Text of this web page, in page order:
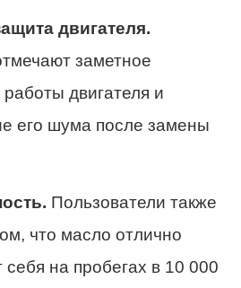
двигателя.
заметное
двигателя и
его шума после замены
Пользователи также
что масло отлично
себя на пробегах в 10 000